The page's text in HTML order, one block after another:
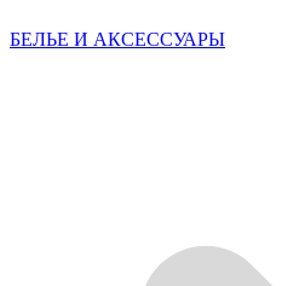
БЕЛЬЕ И АКСЕССУАРЫ